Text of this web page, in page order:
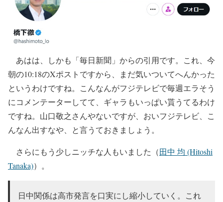
あはは、しかも「毎日新聞」からの引用です。これ、今
朝の10:18のXポストですから、まだ気いついてへんかった
というわけですね。こんなんがフジテレビで毎週エラそう
にコメンテーターしてて、ギャラもいっぱい貰うてるわけ
ですね。山口敬之さんやないですが、おいフジテレビ、こ
んなん出すなや、と言うておきましょう。
さらにもう少しニッチな人もいました（田中 均 (Hitoshi
Tanaka)）。
日中関係は高市発言を口実にし縮小していく。これ